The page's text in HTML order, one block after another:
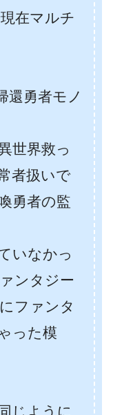
在マルチ
還勇者モノ
世界救っ
者扱いで
勇者の監
いなかっ
ンタジー
ファンタ
った模
じように